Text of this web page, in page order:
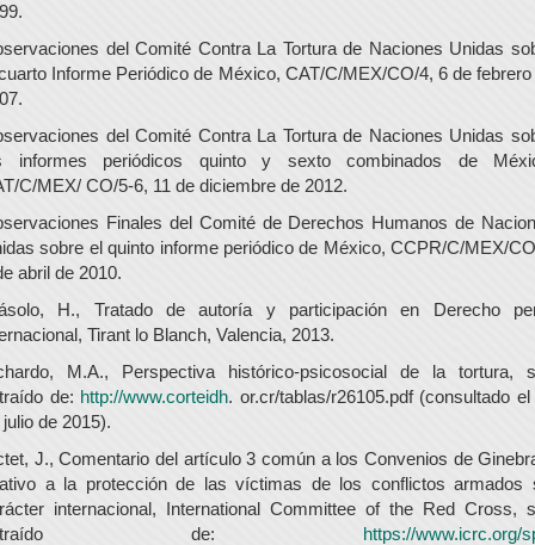
del Comité Contra La Tortura de Naciones Unidas
Informe Periódico de México, CAT/C/MEX/CO/4, 6 de febrero
del Comité Contra La Tortura de Naciones Unidas
informes periódicos quinto y sexto combinados de
C/MEX/ CO/5-6, 11 de diciembre de 2012.
Finales del Comité de Derechos Humanos de
sobre el quinto informe periódico de México, CCPR/C/MEX/
abril de 2010.
H., Tratado de autoría y participación en Derecho
Tirant lo Blanch, Valencia, 2013.
M.A., Perspectiva histórico-psicosocial de la tortura,
de: http://www.corteidh. or.cr/tablas/r26105.pdf (consultado el
de 2015).
J., Comentario del artículo 3 común a los Convenios de
a la protección de las víctimas de los conflictos armados
internacional, International Committee of the Red Cross,
de: https://www.icrc.org/